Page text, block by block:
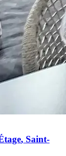
, Saint-